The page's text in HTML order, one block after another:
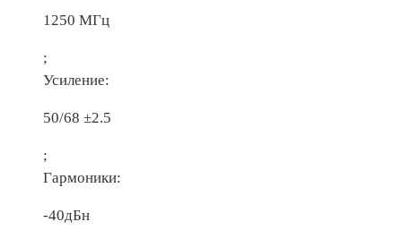
1250 МГц
;
Усиление:
50/68 ±2.5
;
Гармоники:
-40дБн